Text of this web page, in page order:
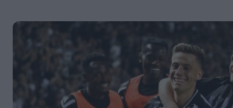
SHOWBIZ
Ανδρομάχη - Γιώργος Λιβάνης: «Πάει